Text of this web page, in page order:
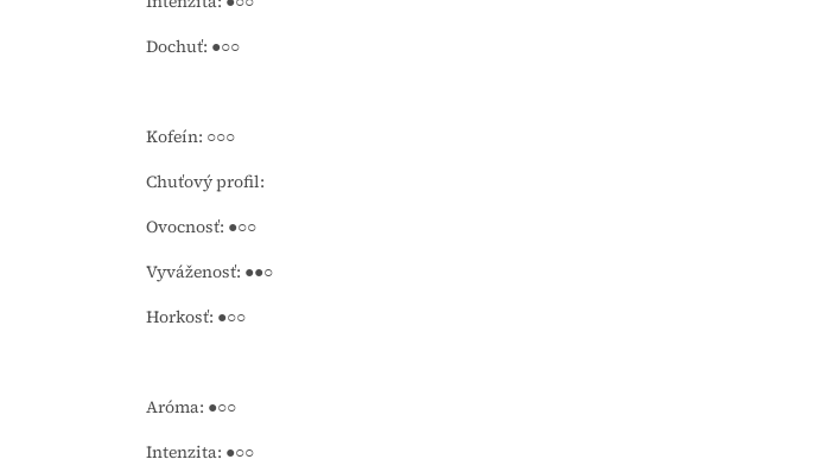
Dochuť: ●○○
Kofeín: ○○○
Chuťový profil:
Ovocnosť: ●○○
Vyváženosť: ●●○
Horkosť: ●○○
Aróma: ●○○
Intenzita: ●○○